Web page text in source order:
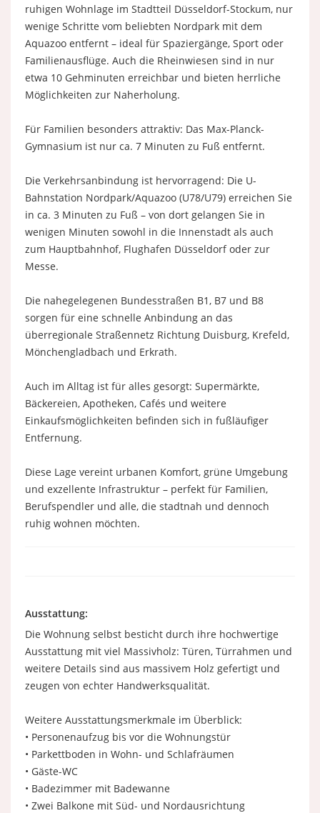
ruhigen Wohnlage im Stadtteil Düsseldorf-Stockum, nur
wenige Schritte vom beliebten Nordpark mit dem
Aquazoo entfernt – ideal für Spaziergänge, Sport oder
Familienausflüge. Auch die Rheinwiesen sind in nur
etwa 10 Gehminuten erreichbar und bieten herrliche
Möglichkeiten zur Naherholung.
Für Familien besonders attraktiv: Das Max-Planck-
Gymnasium ist nur ca. 7 Minuten zu Fuß entfernt.
Die Verkehrsanbindung ist hervorragend: Die U-
Bahnstation Nordpark/Aquazoo (U78/U79) erreichen Sie
in ca. 3 Minuten zu Fuß – von dort gelangen Sie in
wenigen Minuten sowohl in die Innenstadt als auch
zum Hauptbahnhof, Flughafen Düsseldorf oder zur
Messe.
Die nahegelegenen Bundesstraßen B1, B7 und B8
sorgen für eine schnelle Anbindung an das
überregionale Straßennetz Richtung Duisburg, Krefeld,
Mönchengladbach und Erkrath.
Auch im Alltag ist für alles gesorgt: Supermärkte,
Bäckereien, Apotheken, Cafés und weitere
Einkaufsmöglichkeiten befinden sich in fußläufiger
Entfernung.
Diese Lage vereint urbanen Komfort, grüne Umgebung
und exzellente Infrastruktur – perfekt für Familien,
Berufspendler und alle, die stadtnah und dennoch
ruhig wohnen möchten.
Ausstattung:
Die Wohnung selbst besticht durch ihre hochwertige
Ausstattung mit viel Massivholz: Türen, Türrahmen und
weitere Details sind aus massivem Holz gefertigt und
zeugen von echter Handwerksqualität.
Weitere Ausstattungsmerkmale im Überblick:
• Personenaufzug bis vor die Wohnungstür
• Parkettboden in Wohn- und Schlafräumen
• Gäste-WC
• Badezimmer mit Badewanne
• Zwei Balkone mit Süd- und Nordausrichtung